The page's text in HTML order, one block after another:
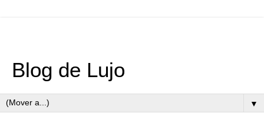
Blog de Lujo
▼